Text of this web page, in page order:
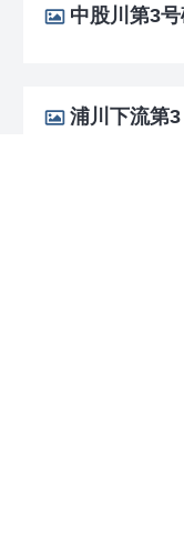
中股川第3
浦川下流第